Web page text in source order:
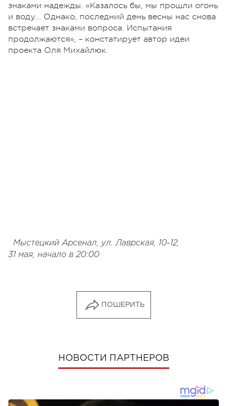
знаками надежды. «Казалось бы, мы прошли огонь
и воду... Однако, последний день весны нас снова
встречает знаками вопроса. Испытания
продолжаются», – констатирует автор идеи
проекта Оля Михайлюк.
Мыстецкий Арсенал, ул. Лаврская, 10-12,
31 мая, начало в 20:00
ПОШЕРИТЬ
НОВОСТИ ПАРТНЕРОВ